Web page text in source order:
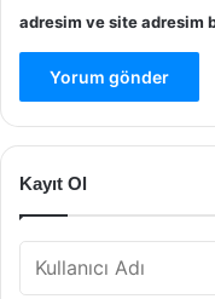
adresim ve site adresim
Kayıt Ol